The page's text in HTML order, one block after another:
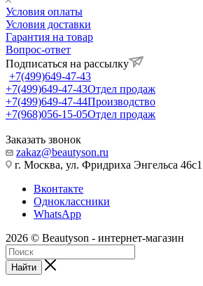
Условия оплаты
Условия доставки
Гарантия на товар
Вопрос-ответ
Подписаться на рассылку
+7(499)649-47-43
+7(499)649-47-43Отдел продаж
+7(499)649-47-44Производство
+7(968)056-15-05Отдел продаж
Заказать звонок
zakaz@beautyson.ru
г. Москва, ул. Фридриха Энгельса 46с1
Вконтакте
Одноклассники
WhatsApp
2026 © Beautyson - интернет-магазин
Найти